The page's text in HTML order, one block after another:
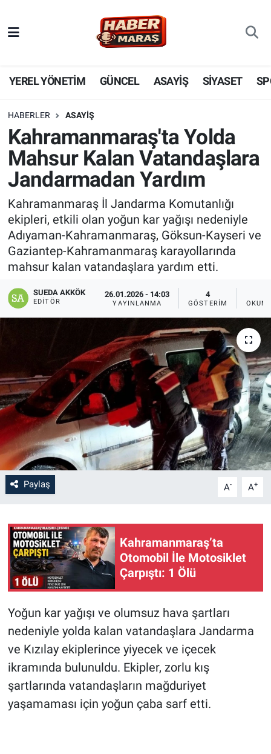
YEREL YÖNETİM GÜNCEL ASAYİŞ SİYASET
HABERLER ASAYİŞ
Kahramanmaraş'ta Yolda
Mahsur Kalan Vatandaşlara
Jandarmadan Yardım
Kahramanmaraş İl Jandarma Komutanlığı
ekipleri, etkili olan yoğun kar yağışı nedeniyle
Adıyaman-Kahramanmaraş, Göksun-Kayseri ve
Gaziantep-Kahramanmaraş karayollarında
mahsur kalan vatandaşlara yardım etti.
SUEDA AKKÖK
EDITÖR
26.01.2026 - 14:03
YAYINLANMA
4
GÖSTERIM
Paylaş A- A+
Kahramanmaraş’ta
Otomobil İle Motosiklet
Çarpıştı: 1 Ölü
Yoğun kar yağışı ve olumsuz hava şartları
nedeniyle yolda kalan vatandaşlara Jandarma
ve Kızılay ekiplerince yiyecek ve içecek
ikramında bulunuldu. Ekipler, zorlu kış
şartlarında vatandaşların mağduriyet
yaşamaması için yoğun çaba sarf etti.
YEREL YÖNETİM
GÜNCEL
BİLİM VE TEKNOLOJİ
KADIN AİLE
SPOR
DÜNYA
EKONOMİ
SİYASET
SAĞLIK
EĞİTİM
ASAYİŞ
MAGAZİN
KÜLTÜR-SANAT
ÇEVRE
Nöbetçi Eczaneler
Hava Durumu
Trafik Durumu
Süper Lig Puan Durumu ve Fikstür
Tüm Manşetler
Son Dakika Haberleri
Haber Arşivi